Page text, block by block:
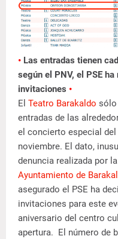
• Las entradas tienen
según el PNV, el PSE
invitaciones •
El Teatro Barakaldo sólo
entradas de las
el concierto especial
noviembre. El dato,
denuncia realizada por
Ayuntamiento de
asegurado el PSE ha
invitaciones para este
aniversario del centro
apertura. El número de